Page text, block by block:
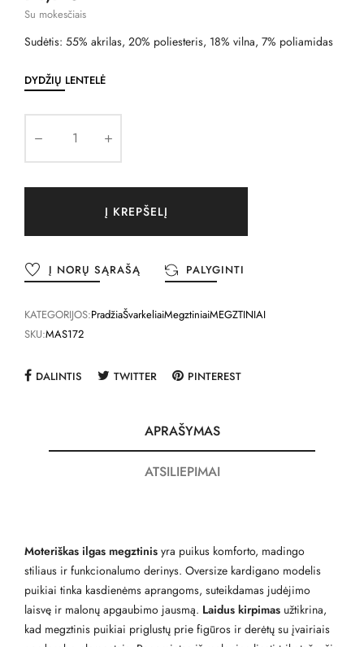
Su mokesčiais
Sudėtis: 55% akrilas, 20% poliesteris, 18% vilna, 7% poliamidas
DYDŽIŲ LENTELĖ
Į KREPŠELĮ
Į NORŲ SĄRAŠĄ PALYGINTI
KATEGORIJOS:PradžiaŠvarkeliaiMegztiniaiMEGZTINIAI
SKU:MAS172
DALINTIS TWITTER PINTEREST
APRAŠYMAS
ATSILIEPIMAI
Moteriškas ilgas megztinis yra puikus komforto, madingo
stiliaus ir funkcionalumo derinys. Oversize kardigano modelis
puikiai tinka kasdienėms aprangoms, suteikdamas judėjimo
laisvę ir malonų apgaubimo jausmą. Laidus kirpimas užtikrina,
kad megztinis puikiai priglustų prie figūros ir derėtų su įvairiais